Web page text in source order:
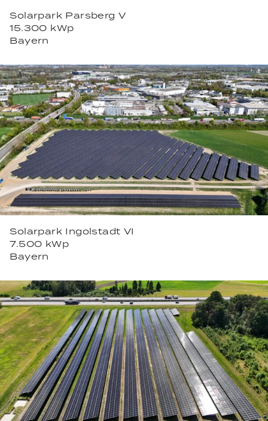
Solarpark Parsberg V
15.300 kWp
Bayern
Solarpark Ingolstadt VI
7.500 kWp
Bayern